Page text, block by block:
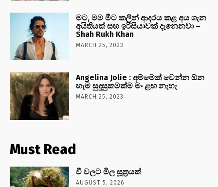
මට, මම මීට කලින් ආදරය කළ අය ගැන
අයිතියක් සහ ඉරිසියාවක් දැනෙනවා –
Shah Rukh Khan
MARCH 25, 2023
Angelina Jolie : අම්මෙක් වෙන්න ඕන
හැම සුදුසුකමක්ම මං ළඟ නැහැ
MARCH 25, 2023
Must Read
වී වලට මිල සූත්‍රයක්
AUGUST 5, 2026